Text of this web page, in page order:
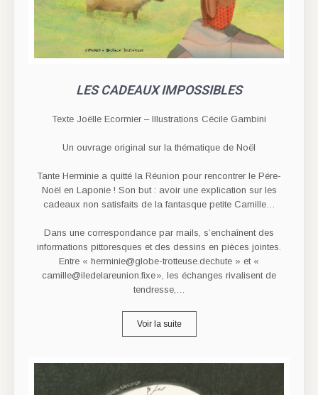
LES CADEAUX IMPOSSIBLES
Texte Joëlle Ecormier – Illustrations Cécile Gambini
Un ouvrage original sur la thématique de Noël
Tante Herminie a quitté la Réunion pour rencontrer le Pére-
Noël en Laponie ! Son but : avoir une explication sur les
cadeaux non satisfaits de la fantasque petite Camille…
Dans une correspondance par mails, s’enchaînent des
informations pittoresques et des dessins en pièces jointes.
Entre « herminie@globe-trotteuse.dechute » et «
camille@iledelareunion.fixe », les échanges rivalisent de
tendresse,…
Voir la suite